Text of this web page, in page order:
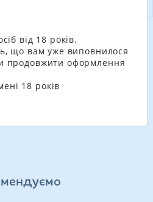
ЩЕ
3 4
від 18 років.
що вам уже виповнилося
продовжити оформлення
18 років